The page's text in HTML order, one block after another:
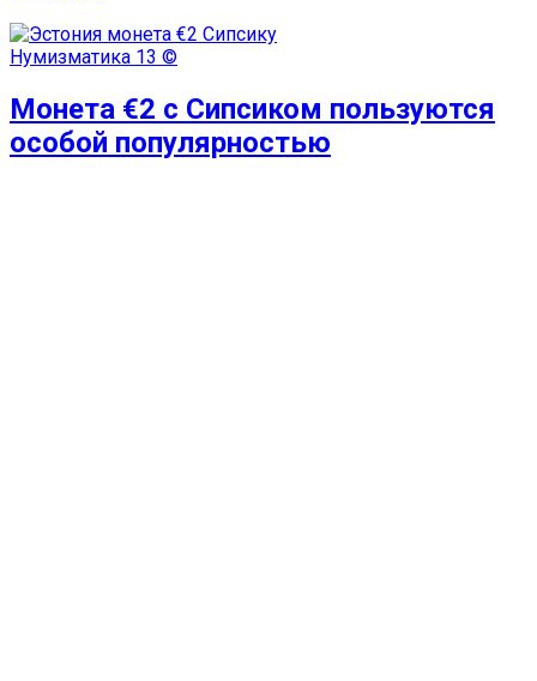
Нумизматика 13 ©
Монета €2 с Сипсиком пользуются
особой популярностью